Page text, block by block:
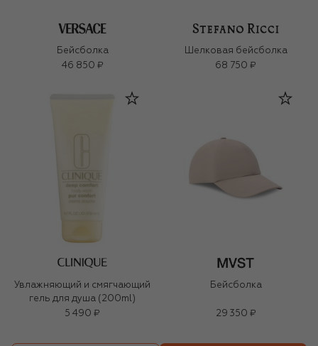
Бейсболка
46 850 ₽
Шелковая бейсболка
68 750 ₽
Увлажняющий и смягчающий
гель для душа (200ml)
5 490 ₽
Бейсболка
29 350 ₽